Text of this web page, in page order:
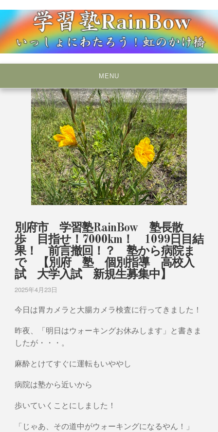
to
content
学習塾RainBow
MENU
別府市 学習塾RainBow 塾長散
歩 目指せ！7000km！ 1099日目結
果！ 前言撤回！？ 塾から病院ま
で 【別府 塾 個別指導 高校入
試 大学入試 新規生募集中】
2025年4月23日
今日は胃カメラと大腸カメラ検査に行ってきました！
昨夜、「明日はウォーキングお休みします」と書きま
したが・・・。
麻酔とけてすぐに運転もいややし
病院は塾から近いから
歩いていくことにしました！
「じゃあ、その道中がウォーキングになるやん！」